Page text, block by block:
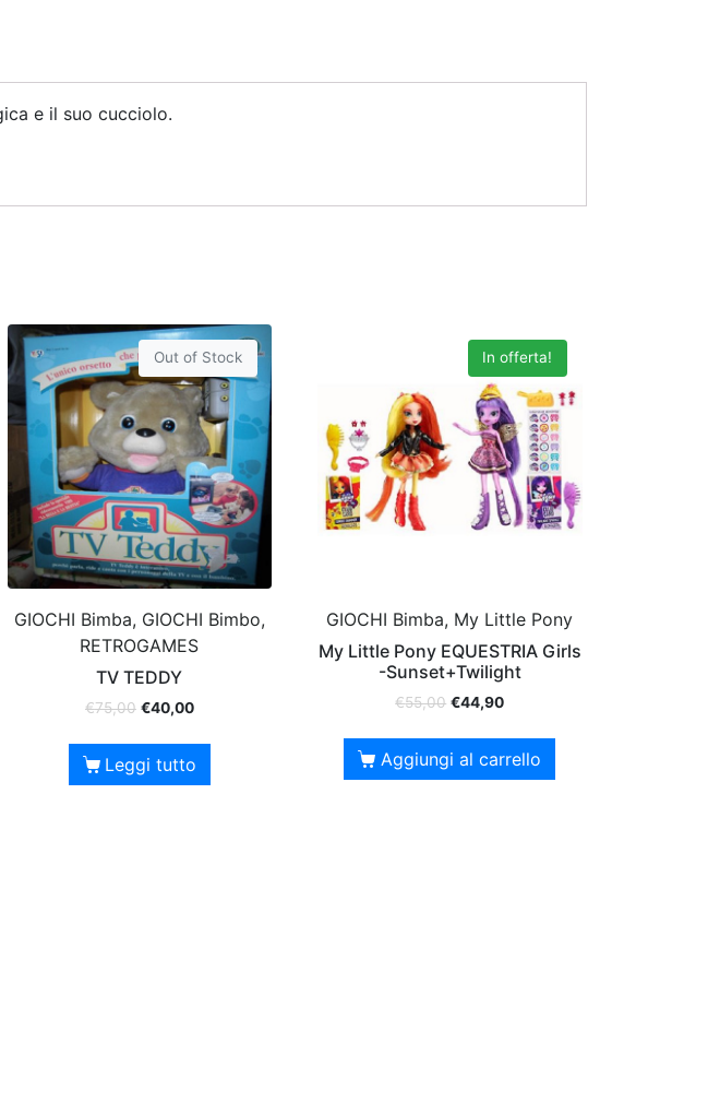
e il suo cucciolo.
Out of Stock
GIOCHI Bimba, GIOCHI Bimbo,
RETROGAMES
TV TEDDY
€75,00 €40,00
Leggi tutto
In offerta!
GIOCHI Bimba, My Little Pony
My Little Pony EQUESTRIA Girls
-Sunset+Twilight
€55,00 €44,90
Aggiungi al carrello